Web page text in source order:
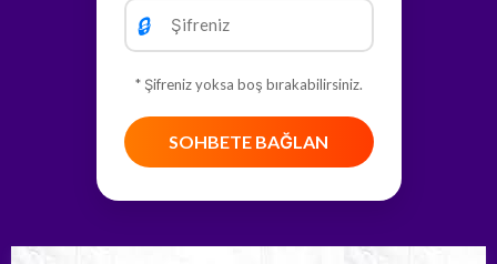
🔒
* Şifreniz yoksa boş bırakabilirsiniz.
SOHBETE BAĞLAN